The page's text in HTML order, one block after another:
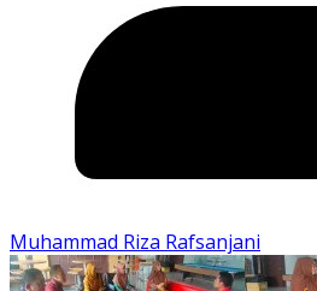
Muhammad Riza Rafsanjani